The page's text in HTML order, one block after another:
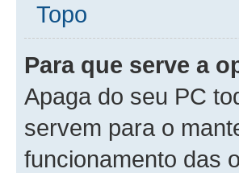
Topo
Para que serve a
Apaga do seu PC
servem para o
funcionamento das